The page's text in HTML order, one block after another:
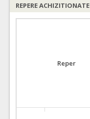
REPERE ACHIZITIONATE
Reper